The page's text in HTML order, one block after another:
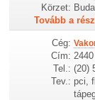
Körzet:
Tovább a
Cég:
Cím:
Tel.: (20)
Tev.: pci,